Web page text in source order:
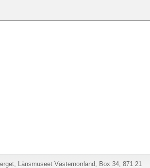
Länsmuseet Västernorrland, Box 34, 871 21